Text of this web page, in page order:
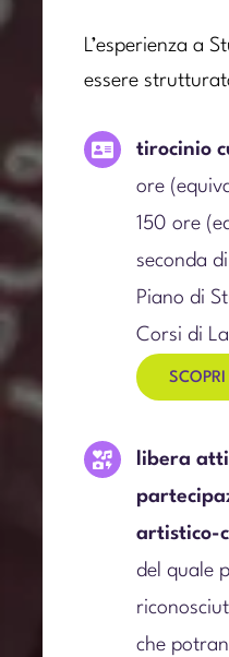
L’esperienza a
essere
tirocinio
ore
150 ore
seconda
Piano di
Corsi di
SCOPRI
libera
artistico-
del quale
che